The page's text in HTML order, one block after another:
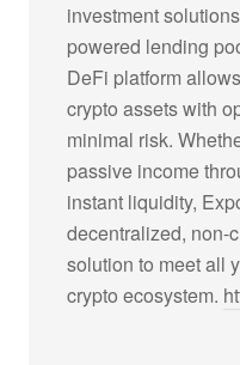
investment
powered lending
DeFi platform
crypto assets with
minimal risk.
passive income
instant liquidity,
decentralized, non-
solution to meet all
crypto ecosystem.